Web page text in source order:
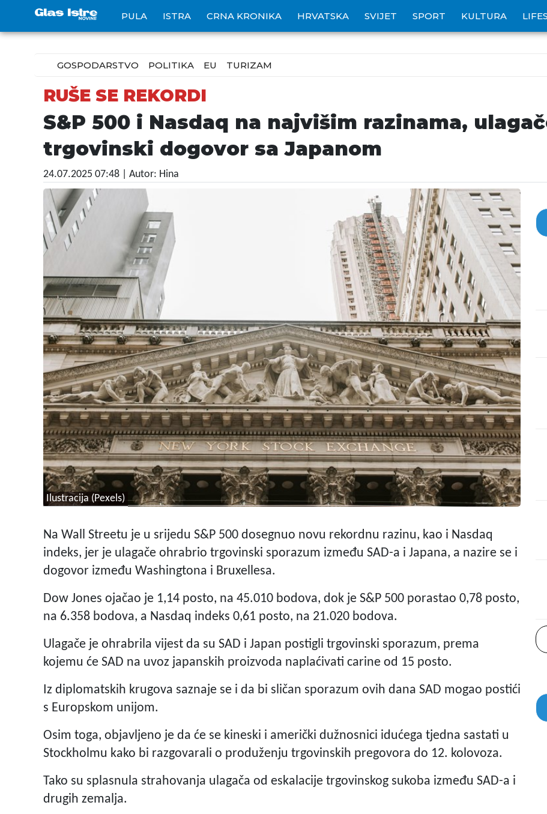
PULA ISTRA CRNA KRONIKA HRVATSKA SVIJET SPORT KULTURA
GOSPODARSTVO POLITIKA EU TURIZAM
RUŠE SE REKORDI
S&P 500 i Nasdaq na najvišim razinama,
trgovinski dogovor sa Japanom
24.07.2025 07:48 | Autor: Hina
Ilustracija (Pexels)
Na Wall Streetu je u srijedu S&P 500 dosegnuo novu rekordnu razinu, kao i Nasdaq
indeks, jer je ulagače ohrabrio trgovinski sporazum između SAD-a i Japana, a nazire se i
dogovor između Washingtona i Bruxellesa.
Dow Jones ojačao je 1,14 posto, na 45.010 bodova, dok je S&P 500 porastao 0,78 posto,
na 6.358 bodova, a Nasdaq indeks 0,61 posto, na 21.020 bodova.
Ulagače je ohrabrila vijest da su SAD i Japan postigli trgovinski sporazum, prema
kojemu će SAD na uvoz japanskih proizvoda naplaćivati carine od 15 posto.
Iz diplomatskih krugova saznaje se i da bi sličan sporazum ovih dana SAD mogao postići
s Europskom unijom.
Osim toga, objavljeno je da će se kineski i američki dužnosnici idućega tjedna sastati u
Stockholmu kako bi razgovarali o produženju trgovinskih pregovora do 12. kolovoza.
Tako su splasnula strahovanja ulagača od eskalacije trgovinskog sukoba između SAD-a i
drugih zemalja.